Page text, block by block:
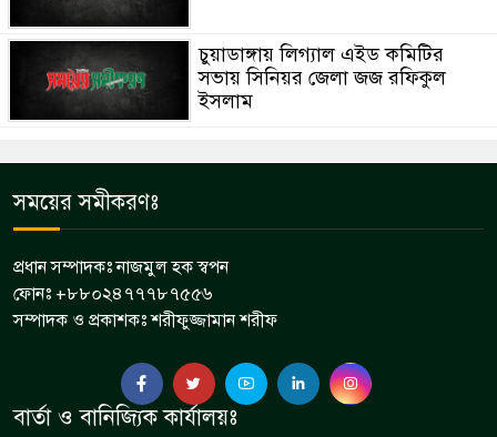
চুয়াডাঙ্গায় লিগ্যাল এইড কমিটির
সভায় সিনিয়র জেলা জজ রফিকুল
ইসলাম
সময়ের সমীকরণঃ
প্রধান সম্পাদকঃ নাজমুল হক স্বপন
ফোনঃ +৮৮০২৪৭৭৭৮৭৫৫৬
সম্পাদক ও প্রকাশকঃ শরীফুজ্জামান শরীফ
বার্তা ও বানিজ্যিক কার্যালয়ঃ